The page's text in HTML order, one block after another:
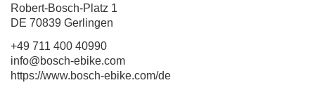
Robert-Bosch-Platz 1
DE 70839 Gerlingen
+49 711 400 40990
info@bosch-ebike.com
https://www.bosch-ebike.com/de